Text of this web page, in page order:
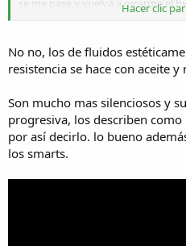
Los de fluido, son los que son 3
como regula la resistencia o si es
Hacer clic
No no, los de fluidos
resistencia se hace con aceite y
Son mucho mas silenciosos y
progresiva, los describen
por así decirlo. lo bueno
los smarts.